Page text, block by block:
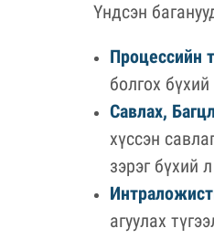
Үндсэн
Процессийн
болгох
Савлах,
хүссэн
зэрэг бүхий
агуулах